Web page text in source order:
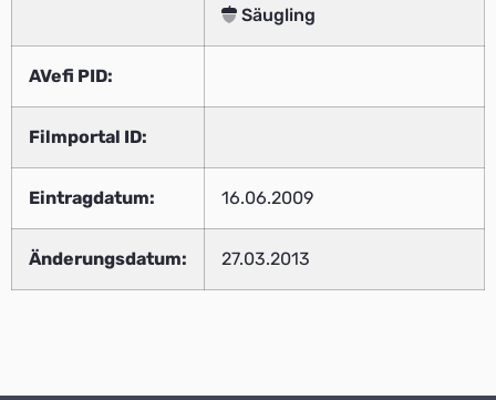
Säugling
AVefi PID:
Filmportal ID:
Eintragdatum: 16.06.2009
Änderungsdatum: 27.03.2013